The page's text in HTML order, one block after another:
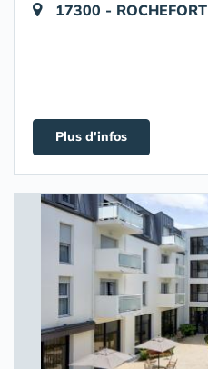
17300 - ROCHEFORT
Plus d'infos